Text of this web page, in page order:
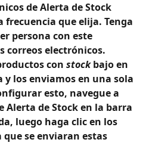
de Alerta de Stock
frecuencia que elija. Tenga
persona con este
correos electrónicos.
con stock bajo en
los enviamos en una sola
esto, navegue a
Alerta de Stock en la barra
luego haga clic en los
se enviaran estas